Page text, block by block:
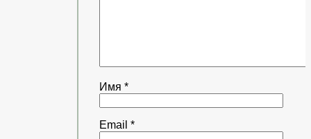
Имя*
Email*